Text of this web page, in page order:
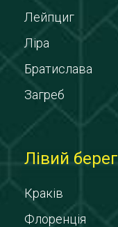
Лейпциг
Ліра
Братислава
Загреб
Лівий берег
Краків
Флоренція